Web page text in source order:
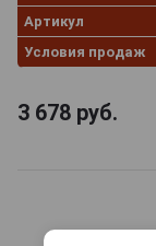
Артикул
Условия продаж
3 678 руб.